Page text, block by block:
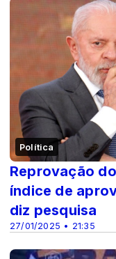
Política
27/01/2025 • 21:35
Reprovação
índice de
diz pesquisa